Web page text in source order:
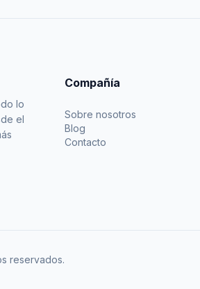
lo
el
Compañía
Sobre nosotros
Blog
Contacto
reservados.